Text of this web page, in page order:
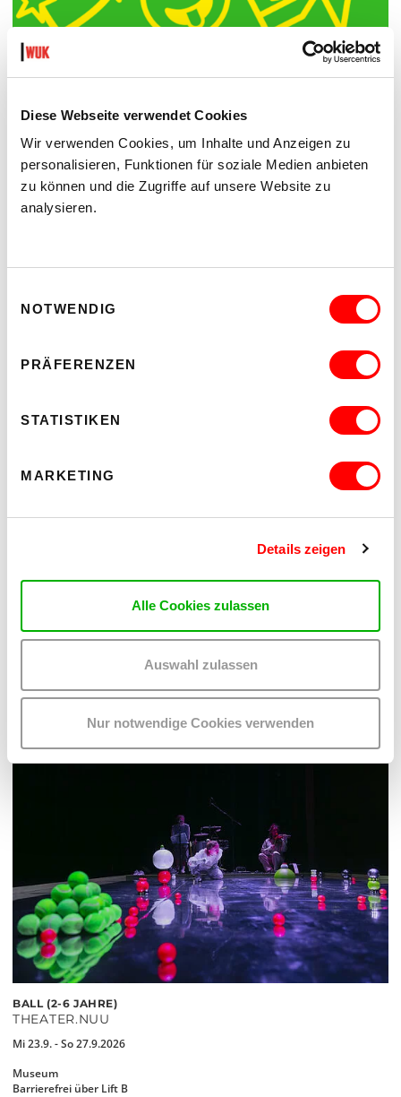
Diese Webseite verwendet Cookies
Wir verwenden Cookies, um Inhalte und Anzeigen zu
personalisieren, Funktionen für soziale Medien anbieten
zu können und die Zugriffe auf unsere Website zu
analysieren.
NOTWENDIG
PRÄFERENZEN
STATISTIKEN
MARKETING
Details zeigen
Alle Cookies zulassen
Auswahl zulassen
Nur notwendige Cookies verwenden
Museum
Barrierefrei über Lift B
MIT JAN RESPERGER UND NICOLE SCHUSTER
Mo 17.08.2026 bis Do 20.08.2026
Barrierefrei über Lift B
BALL (2-6 JAHRE)
THEATER.NUU
Mi 23.9. - So 27.9.2026
Museum
Barrierefrei über Lift B